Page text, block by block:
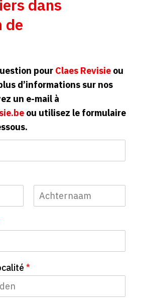
dans
de
pour Claes Revisie ou
d’informations sur nos
un e-mail à
ou utilisez le formulaire
*